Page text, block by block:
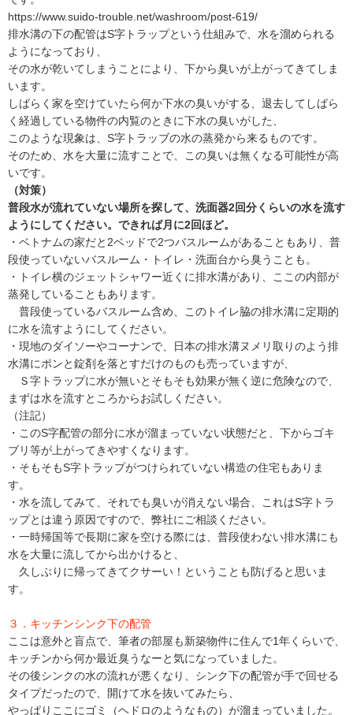
。
フ
タ
情
報
す
https://www.suido-trouble.net/washroom/post-619/
排水溝の下の配管はS字トラップという仕組みで、水を溜められる
ようになっており、
その水が乾いてしまうことにより、下から臭いが上がってきてしま
います。
しばらく家を空けていたら何か下水の臭いがする、退去してしばら
く経過している物件の内覧のときに下水の臭いがした、
このような現象は、S字トラッブの水の蒸発から来るものです。
そのため、水を大量に流すことで、この臭いは無くなる可能性が高
いです。
（対策）
普段水が流れていない場所を探して、洗面器2回分くらいの水を流す
ようにしてください。できれば月に2回ほど。
・ベトナムの家だと2ベッドで2つバスルームがあることもあり、普
段使っていないバスルーム・トイレ・洗面台から臭うことも。
・トイレ横のジェットシャワー近くに排水溝があり、ここの内部が
蒸発していることもあります。
普段使っているバスルーム含め、このトイレ脇の排水溝に定期的
に水を流すようにしてください。
・現地のダイソーやコーナンで、日本の排水溝ヌメリ取りのよう排
水溝にポンと錠剤を落とすだけのものも売っていますが、
Ｓ字トラップに水が無いと そもそも効果が無く逆に危険なので、
まずは水を流すところからお試しください。
（注記）
・このS字配管の部分に水が溜まっていない状態だと、下からゴキ
ブリ等が上がってきやすくなります。
・そもそもS字トラップがつけられていない構造の住宅もありま
す。
・水を流してみて、それでも臭いが消えない場合、これはS字トラ
ップとは違う原因ですので、弊社にご相談ください。
・一時帰国等で長期に家を空ける際には、普段使わない排水溝にも
水を大量に流してから出かけると、
久しぶりに帰ってきてクサーい！ということも防げると思いま
す。
３．キッチンシンク下の配管
ここは意外と盲点で、筆者の部屋も新築物件に住んで1年くらいで、
キッチンから何か最近臭うなーと気になっていました。
その後シンクの水の流れが悪くなり、シンク下の配管が手で回せる
タイプだったので、開けて水を抜いてみたら、
やっぱりここにゴミ（ヘドロのようなもの）が溜まっていました。